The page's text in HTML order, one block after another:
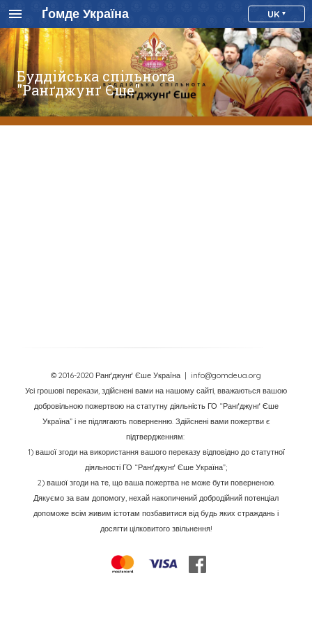
Ґомде Україна UK
Буддійська спільнота
"Ранґджунґ Єше"
© 2016-2020 Ранґджунґ Єше Україна
| info@gomdeua.org
Усі грошові перекази, здійснені вами на нашому сайті, вважаються вашою
добровільною пожертвою на статутну діяльність ГО “Ранґджунґ Єше
Україна” і не підлягають поверненню. Здійснені вами пожертви є
підтвердженням:
1) вашої згоди на використання вашого переказу відповідно до статутної
діяльності ГО “Ранґджунґ Єше Україна”;
2) вашої згоди на те, що ваша пожертва не може бути поверненою.
Дякуємо за вам допомогу, нехай накопичений добродійний потенціал
допоможе всім живим істотам позбавитися від будь яких страждань і
досягти цілковитого звільнення!